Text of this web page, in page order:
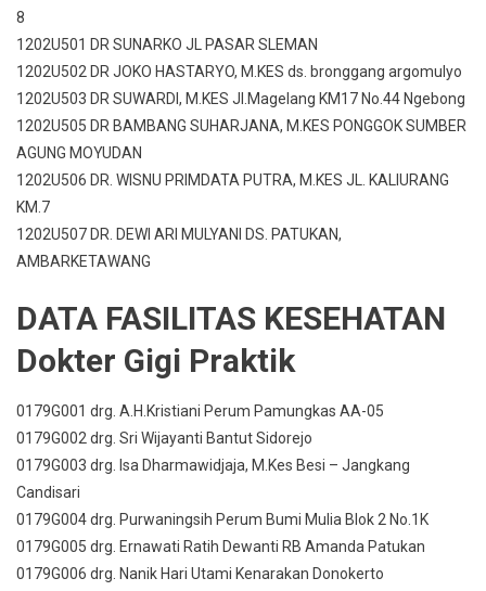
8
1202U501 DR SUNARKO JL PASAR SLEMAN
1202U502 DR JOKO HASTARYO, M.KES ds. bronggang argomulyo
1202U503 DR SUWARDI, M.KES Jl.Magelang KM17 No.44 Ngebong
1202U505 DR BAMBANG SUHARJANA, M.KES PONGGOK SUMBER
AGUNG MOYUDAN
1202U506 DR. WISNU PRIMDATA PUTRA, M.KES JL. KALIURANG
KM.7
1202U507 DR. DEWI ARI MULYANI DS. PATUKAN,
AMBARKETAWANG
DATA FASILITAS KESEHATAN
Dokter Gigi Praktik
0179G001 drg. A.H.Kristiani Perum Pamungkas AA-05
0179G002 drg. Sri Wijayanti Bantut Sidorejo
0179G003 drg. Isa Dharmawidjaja, M.Kes Besi – Jangkang
Candisari
0179G004 drg. Purwaningsih Perum Bumi Mulia Blok 2 No.1K
0179G005 drg. Ernawati Ratih Dewanti RB Amanda Patukan
0179G006 drg. Nanik Hari Utami Kenarakan Donokerto